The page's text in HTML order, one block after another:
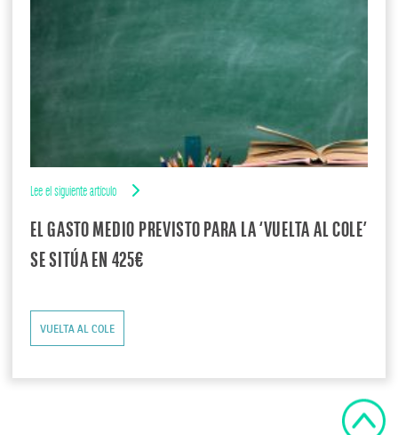
Lee el siguiente artículo
EL GASTO MEDIO PREVISTO PARA LA ‘VUELTA AL COLE’
SE SITÚA EN 425€
VUELTA AL COLE